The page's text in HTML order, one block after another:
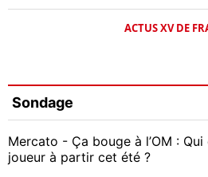
ACTUS XV DE
Sondage
Mercato - Ça bouge à l’OM :
joueur à partir cet été ?